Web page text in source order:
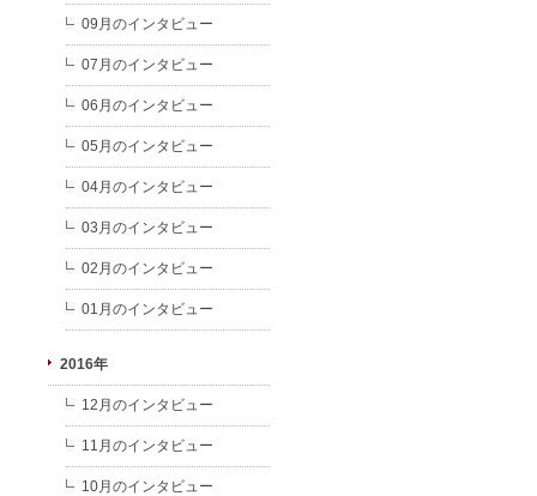
09月のインタビュー
07月のインタビュー
06月のインタビュー
05月のインタビュー
04月のインタビュー
03月のインタビュー
02月のインタビュー
01月のインタビュー
2016年
12月のインタビュー
11月のインタビュー
10月のインタビュー